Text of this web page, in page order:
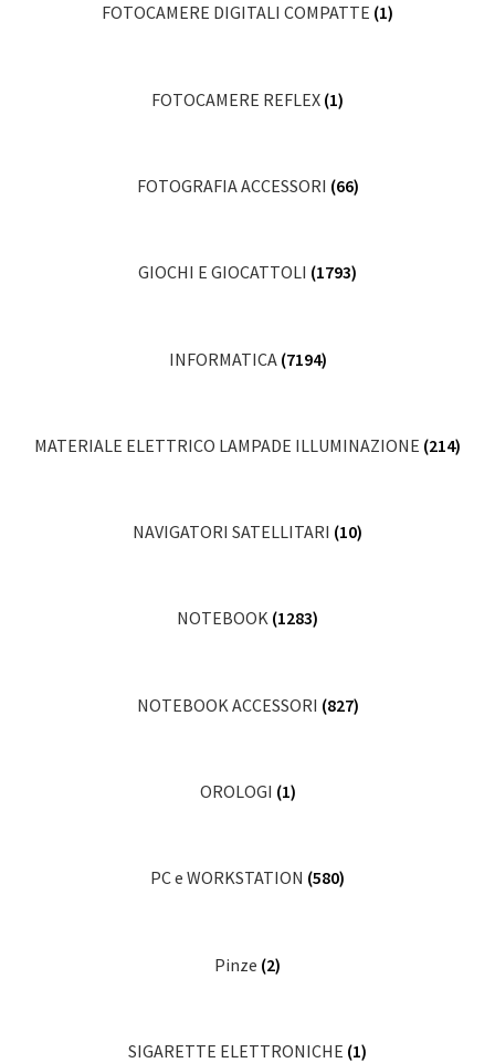
FOTOCAMERE DIGITALI COMPATTE (1)
FOTOCAMERE REFLEX (1)
FOTOGRAFIA ACCESSORI (66)
GIOCHI E GIOCATTOLI (1793)
INFORMATICA (7194)
MATERIALE ELETTRICO LAMPADE ILLUMINAZIONE (214)
NAVIGATORI SATELLITARI (10)
NOTEBOOK (1283)
NOTEBOOK ACCESSORI (827)
OROLOGI (1)
PC e WORKSTATION (580)
Pinze (2)
SIGARETTE ELETTRONICHE (1)